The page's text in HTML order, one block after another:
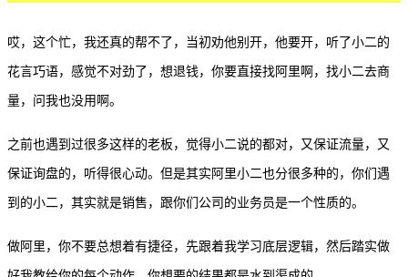
哎，这个忙，我还真的帮不了，当初劝他别开，他要开，听了小二的
花言巧语，感觉不对劲了，想退钱，你要直接找阿里啊，找小二去商
量，问我也没用啊。
之前也遇到过很多这样的老板，觉得小二说的都对，又保证流量，又
保证询盘的，听得很心动。但是其实阿里小二也分很多种的，你们遇
到的小二，其实就是销售，跟你们公司的业务员是一个性质的。
做阿里，你不要总想着有捷径，先跟着我学习底层逻辑，然后踏实做